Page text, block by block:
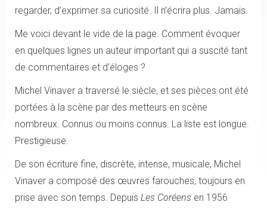
regarder, d’exprimer sa curiosité. Il n’écrira plus. Jamais.
Me voici devant le vide de la page. Comment évoquer
en quelques lignes un auteur important qui a suscité tant
de commentaires et d’éloges ?
Michel Vinaver a traversé le siècle, et ses pièces ont été
portées à la scène par des metteurs en scène
nombreux. Connus ou moins connus. La liste est longue.
Prestigieuse.
De son écriture fine, discrète, intense, musicale, Michel
Vinaver a composé des œuvres farouches, toujours en
prise avec son temps. Depuis Les Coréens en 1956